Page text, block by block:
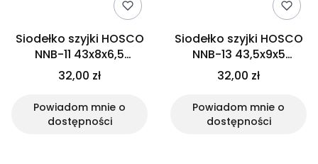
Siodełko szyjki HOSCO
NNB-11 43x8x6,5
(mosiądz)
32,00 zł
Powiadom mnie o
dostępności
Siodełko szyjki HOSCO
NNB-13 43,5x9x5
(mosiądz)
32,00 zł
Powiadom mnie o
dostępności